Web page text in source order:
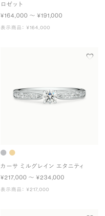
ロゼット
¥164,000 〜 ¥191,000
表示商品： ¥164,000
カーサ ミルグレイン エタニティ
¥217,000 〜 ¥234,000
表示商品： ¥217,000